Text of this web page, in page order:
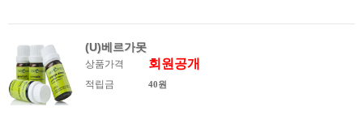
(U)베르가못
상품가격 회원공개
적립금 40원